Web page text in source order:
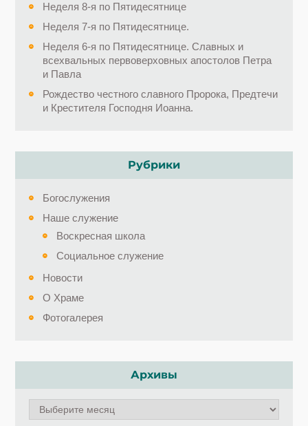
Неделя 8-я по Пятидесятнице
Неделя 7-я по Пятидесятнице.
Неделя 6-я по Пятидесятнице. Славных и
всехвальных первоверховных апостолов Петра
и Павла
Рождество честного славного Пророка, Предтечи
и Крестителя Господня Иоанна.
Рубрики
Богослужения
Наше служение
Воскресная школа
Социальное служение
Новости
О Храме
Фотогалерея
Архивы
Архивы